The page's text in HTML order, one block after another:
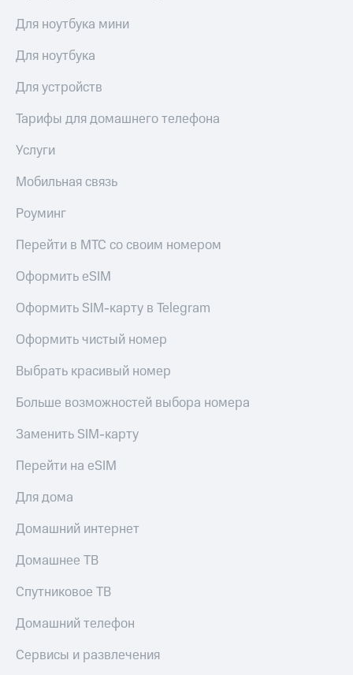
облигаций
Описание
Еврооблигации-2023
Уведомление
о
именных
Регистратор
деловая этика
Для ноутбука мини
Для ноутбука
Для устройств
Тарифы для домашнего телефона
Услуги
Мобильная связь
Роуминг
Перейти в МТС со своим номером
Оформить eSIM
Оформить SIM-карту в Telegram
Оформить чистый номер
Выбрать красивый номер
Больше возможностей выбора номера
Заменить SIM-карту
Перейти на eSIM
Для дома
Домашний интернет
Домашнее ТВ
Спутниковое ТВ
Домашний телефон
Сервисы и развлечения